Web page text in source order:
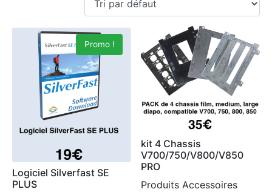
Promo !
Logiciel Silverfast SE
PLUS
kit 4 Chassis
V700/750/V800/V850
PRO
Produits Accessoires